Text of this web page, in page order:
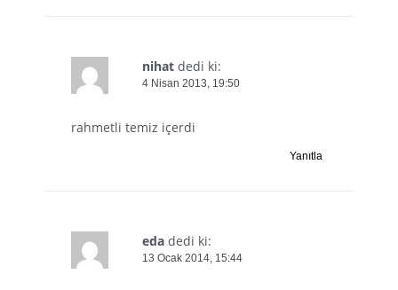
nihat dedi ki:
4 Nisan 2013, 19:50
rahmetli temiz içerdi
Yanıtla
eda dedi ki:
13 Ocak 2014, 15:44